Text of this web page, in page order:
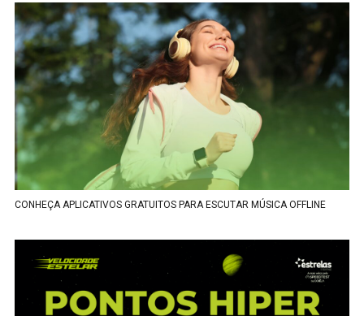
CONHEÇA APLICATIVOS GRATUITOS PARA ESCUTAR MÚSICA OFFLINE